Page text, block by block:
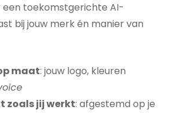
een toekomstgerichte AI-
bij jouw merk én manier van
maat: jouw logo, kleuren
zoals jij werkt: afgestemd op je